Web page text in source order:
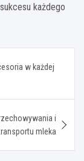
każdego
w każdej
i
mleka